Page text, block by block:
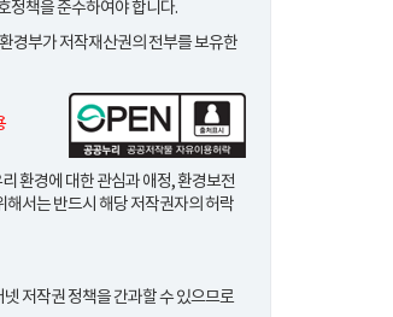
정책을 준수하여야 합니다.
경부가 저작재산권의 전부를 보유한
환경에 대한 관심과 애정, 환경보전
서는 반드시 해당 저작권자의 허락
저작권 정책을 간과할 수 있으므로